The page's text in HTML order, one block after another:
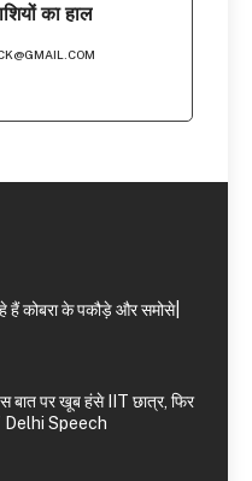
का हाल
हैं कोबरा के पकौड़े और समोसे|
बात पर खूब हंसे IIT छात्र, फिर
Delhi Speech